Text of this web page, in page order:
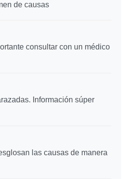
de causas
consultar con un médico
Información súper
las causas de manera